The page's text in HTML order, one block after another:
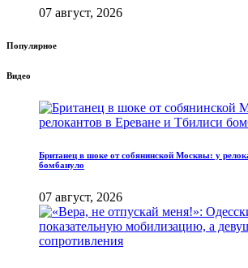
07 август, 2026
Популярное
Видео
Британец в шоке от собянинской Москвы: у
бомбануло
07 август, 2026